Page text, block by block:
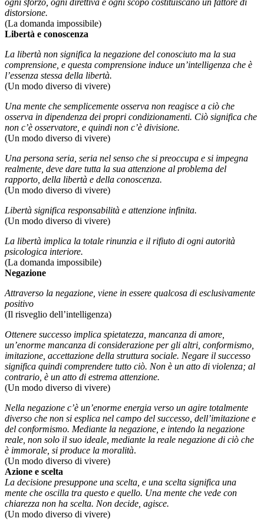
distorsione.
(La domanda impossibile)
Libertà e conoscenza
La libertà non significa la negazione del conosciuto ma la sua
comprensione, e questa comprensione induce un’intelligenza che è
l’essenza stessa della libertà.
(Un modo diverso di vivere)
Una mente che semplicemente osserva non reagisce a ciò che
osserva in dipendenza dei propri condizionamenti. Ciò significa che
non c’è osservatore, e quindi non c’è divisione.
(Un modo diverso di vivere)
Una persona seria, seria nel senso che si preoccupa e si impegna
realmente, deve dare tutta la sua attenzione al problema del
rapporto, della libertà e della conoscenza.
(Un modo diverso di vivere)
Libertà significa responsabilità e attenzione infinita.
(Un modo diverso di vivere)
La libertà implica la totale rinunzia e il rifiuto di ogni autorità
psicologica interiore.
(La domanda impossibile)
Negazione
Attraverso la negazione, viene in essere qualcosa di esclusivamente
positivo
(Il risveglio dell’intelligenza)
Ottenere successo implica spietatezza, mancanza di amore,
un’enorme mancanza di considerazione per gli altri, conformismo,
imitazione, accettazione della struttura sociale. Negare il successo
significa quindi comprendere tutto ciò. Non è un atto di violenza; al
contrario, è un atto di estrema attenzione.
(Un modo diverso di vivere)
Nella negazione c’è un’enorme energia verso un agire totalmente
diverso che non si esplica nel campo del successo, dell’imitazione e
del conformismo. Mediante la negazione, e intendo la negazione
reale, non solo il suo ideale, mediante la reale negazione di ciò che
è immorale, si produce la moralità.
(Un modo diverso di vivere)
Azione e scelta
La decisione presuppone una scelta, e una scelta significa una
mente che oscilla tra questo e quello. Una mente che vede con
chiarezza non ha scelta. Non decide, agisce.
(Un modo diverso di vivere)